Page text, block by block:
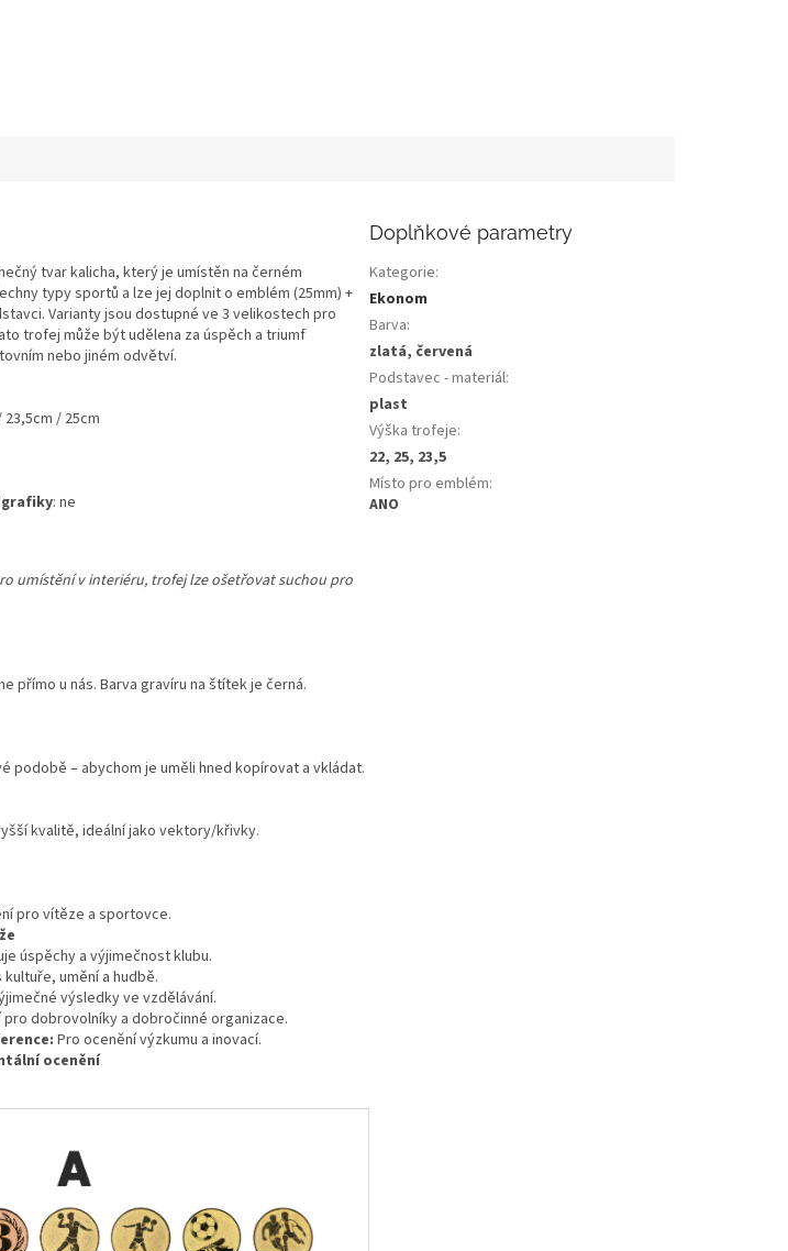
tvar kalicha, který je umístěn na černém
typy sportů a lze jej doplnit o emblém (25mm) +
Varianty jsou dostupné ve 3 velikostech pro
trofej může být udělena za úspěch a triumf
nebo jiném odvětví.
23,5cm / 25cm
: ne
umístění v interiéru, trofej lze ošetřovat suchou pro
přímo u nás. Barva gravíru na štítek je černá.
podobě – abychom je uměli hned kopírovat a vkládat.
kvalitě, ideální jako vektory/křivky.
pro vítěze a sportovce.
úspěchy a výjimečnost klubu.
kultuře, umění a hudbě.
výsledky ve vzdělávání.
pro dobrovolníky a dobročinné organizace.
Pro ocenění výzkumu a inovací.
ocenění
Doplňkové parametry
Kategorie:
Ekonom
Barva:
zlatá, červená
Podstavec - materiál:
plast
Výška trofeje:
22, 25, 23,5
Místo pro emblém:
ANO